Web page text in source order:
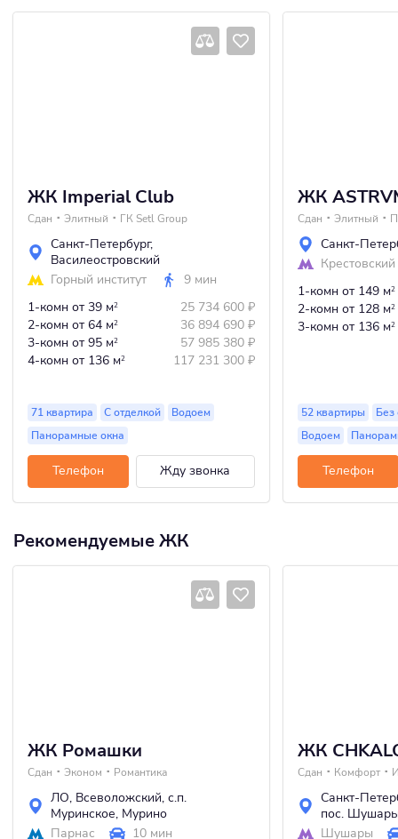
ЖК Imperial Club
Сдан Элитный ГК Setl Group
Санкт-Петербург,
Василеостровский
Горный институт
9 мин
1-комн от 39 м2 25 734 600 ₽
2-комн от 64 м2 36 894 690 ₽
3-комн от 95 м2 57 985 380 ₽
4-комн от 136 м2 117 231 300 ₽
71 квартира С отделкой
Водоем
Панорамные окна
Телефон Жду звонка
ЖК
Сдан Элитный
Санкт-
1-комн от 149 м2
2-комн от 128 м2
3-комн от 136 м2
52 квартиры
Без
Водоем
Телефон
Рекомендуемые ЖК
ЖК Ромашки
Сдан Эконом Романтика
ЛО, Всеволожский, с.п.
Муринское, Мурино
Парнас
10 мин
ЖК
Сдан Комфорт
Санкт-
пос.
Шушары